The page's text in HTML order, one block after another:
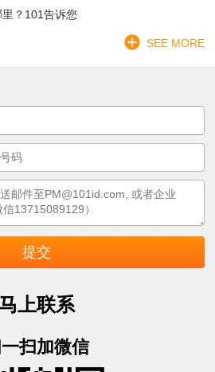
？101告诉您
SEE MORE
马上联系
扫加微信